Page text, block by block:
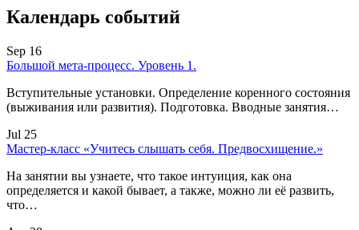
Календарь событий
Sep 16
Большой мета-процесс. Уровень 1.
Вступительные установки. Определение коренного состояния
(выживания или развития). Подготовка. Вводные занятия…
Jul 25
Мастер-класс «Учитесь слышать себя. Предвосхищение.»
На занятии вы узнаете, что такое интуиция, как она
определяется и какой бывает, а также, можно ли её развить,
что…